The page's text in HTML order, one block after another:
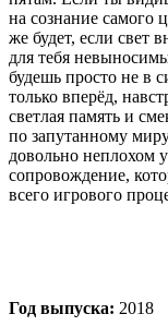
на сознание самого
же будет, если свет
для тебя
будешь просто не в
только вперёд,
светлая память и
по запутанному
довольно неплохом
сопровождение,
всего игрового
Год выпуска: 2018